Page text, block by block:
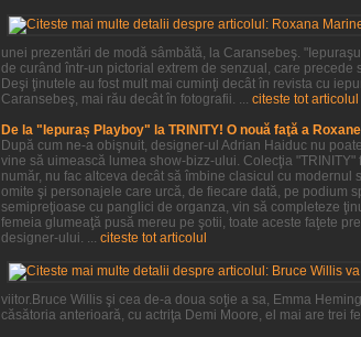
unei prezentări de modă sâmbătă, la Caransebeş.
de curând într-un pictorial extrem de senzual, care
Deşi ţinutele au fost mult mai cuminţi decât în revista cu
Caransebeş, mai rău decât în fotografii. ... citeste tot articolul
De la "Iepuraș Playboy" la TRINITY! O nouă faţă a
După cum ne-a obişnuit, designer-ul Adrian Haiduc nu
vine să uimească lumea show-bizz-ului. Colecţia
număr, nu fac altceva decât să îmbine clasicul cu
omite şi personajele care urcă, de fiecare dată, pe podium
semipreţioase cu panglici de organza, vin să completeze
femeia glumeaţă pusă mereu pe şotii, toate aceste faţete
designer-ului. ... citeste tot articolul
viitor.Bruce Willis şi cea de-a doua soţie a sa, Emma
căsătoria anterioară, cu actriţa Demi Moore, el mai are trei